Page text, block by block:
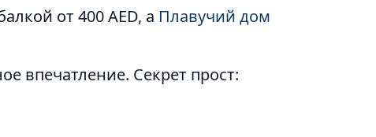
от 400 AED, а Плавучий дом
впечатление. Секрет прост: